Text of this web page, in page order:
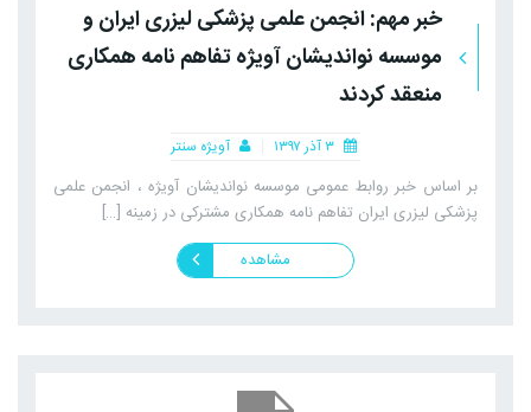
خبر مهم: انجمن علمی پزشکی لیزری ایران و
موسسه نواندیشان آویژه تفاهم نامه همکاری
منعقد کردند
آویژه سنتر
بر اساس خبر روابط عمومی موسسه نواندیشان آویژه ، انجمن علمی
پزشکی لیزری ایران تفاهم نامه همکاری مشترکی در زمینه […]
مشاهده